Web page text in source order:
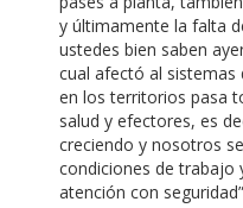
y últimamente la falta
ustedes bien saben
cual afectó al sistemas
en los territorios pasa
salud y efectores, es
creciendo y nosotros
condiciones de trabajo
atención con